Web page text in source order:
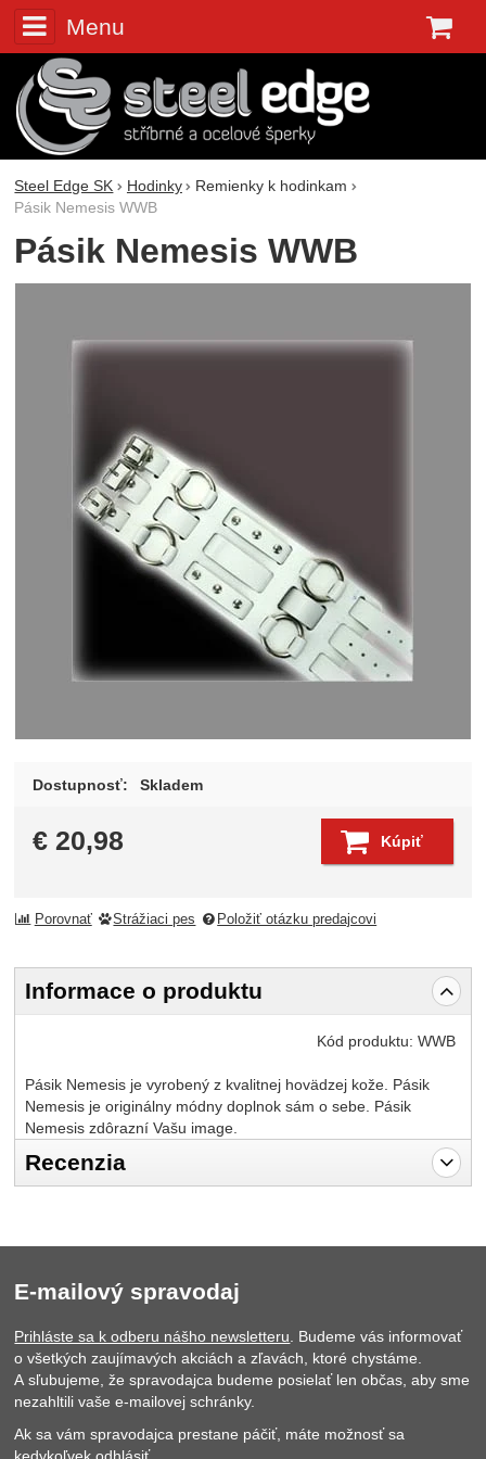
Menu
Steel Edge SK Hodinky
Remienky k hodinkam
Pásik Nemesis WWB
Pásik Nemesis WWB
Dostupnosť: Skladem
€ 20,98 Kúpiť
Porovnať Strážiaci pes Položiť otázku predajcovi
Informace o produktu
Kód produktu:WWB
Pásik Nemesis je vyrobený z kvalitnej hovädzej kože. Pásik
Nemesis je originálny módny doplnok sám o sebe. Pásik
Nemesis zdôrazní Vašu image.
Recenzia
Nebola pridaná žiadna recenzia.
E-mailový spravodaj
Prihláste sa k odberu nášho newsletteru . Budeme vás informovať
o všetkých zaujímavých akciách a zľavách, ktoré chystáme.
A sľubujeme, že spravodajca budeme posielať len občas, aby sme
nezahltili vaše e-mailovej schránky.
Ak sa vám spravodajca prestane páčiť, máte možnosť sa